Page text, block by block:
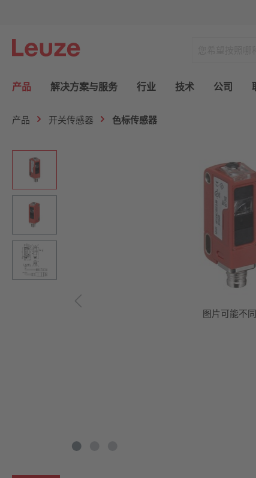
产品 解决方案与服务 行业 技术 公司
产品 开关传感器 色标传感器
图片可能不同